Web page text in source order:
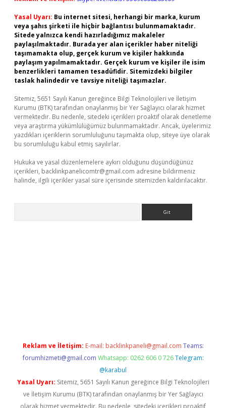
Yasal Uyarı: Bu internet sitesi, herhangi bir marka, kurum
veya şahıs şirketi ile hiçbir bağlantısı bulunmamaktadır.
Sitede yalnızca kendi hazırladığımız makaleler
paylaşılmaktadır. Burada yer alan içerikler haber niteliği
taşımamakta olup, gerçek kurum ve kişiler hakkında
paylaşım yapılmamaktadır. Gerçek kurum ve kişiler ile isim
benzerlikleri tamamen tesadüfidir. Sitemizdeki bilgiler
taslak halindedir ve tavsiye niteliği taşımazlar.
Sitemiz, 5651 Sayılı Kanun gereğince Bilgi Teknolojileri ve İletişim
Kurumu (BTK) tarafından onaylanmış bir Yer Sağlayıcı olarak hizmet
vermektedir. Bu nedenle, sitedeki içerikleri proaktif olarak denetleme
veya araştırma yükümlülüğümüz bulunmamaktadır. Ancak, üyelerimiz
yazdıkları içeriklerin sorumluluğunu taşımakta olup, siteye üye olarak
bu sorumluluğu kabul etmiş sayılırlar.
Hukuka ve yasal düzenlemelere aykırı olduğunu düşündüğünüz
içerikleri, backlinkpanelicomtr@gmail.com adresine bildirmeniz
halinde, ilgili içerikler yasal süre içerisinde sitemizden kaldırılacaktır.
Reklam ve İletişim: E-mail: backlinkpaneli@gmail.com Teams:
forumhizmeti@gmail.com Whatsapp: 0262 606 0 726 Telegram:
@karabul
Yasal Uyarı: Sitemiz, 5651 Sayılı Kanun gereğince Bilgi Teknolojileri
ve İletişim Kurumu (BTK) tarafından onaylanmış bir Yer Sağlayıcı
olarak hizmet vermektedir. Bu nedenle, sitedeki içerikleri proaktif